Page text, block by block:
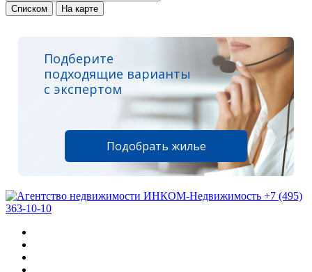
Списком
На карте
Подберите
подходящие варианты
с экспертом
Подобрать жилье
+7 (495)
363-10-10